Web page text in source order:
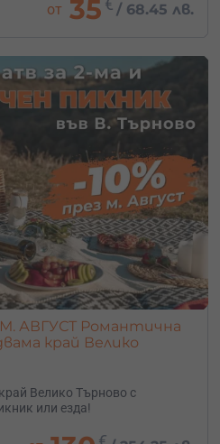
от 35 /68.45 лв.
АВГУСТ Романтична
край Велико
Велико Търново с
или езда!